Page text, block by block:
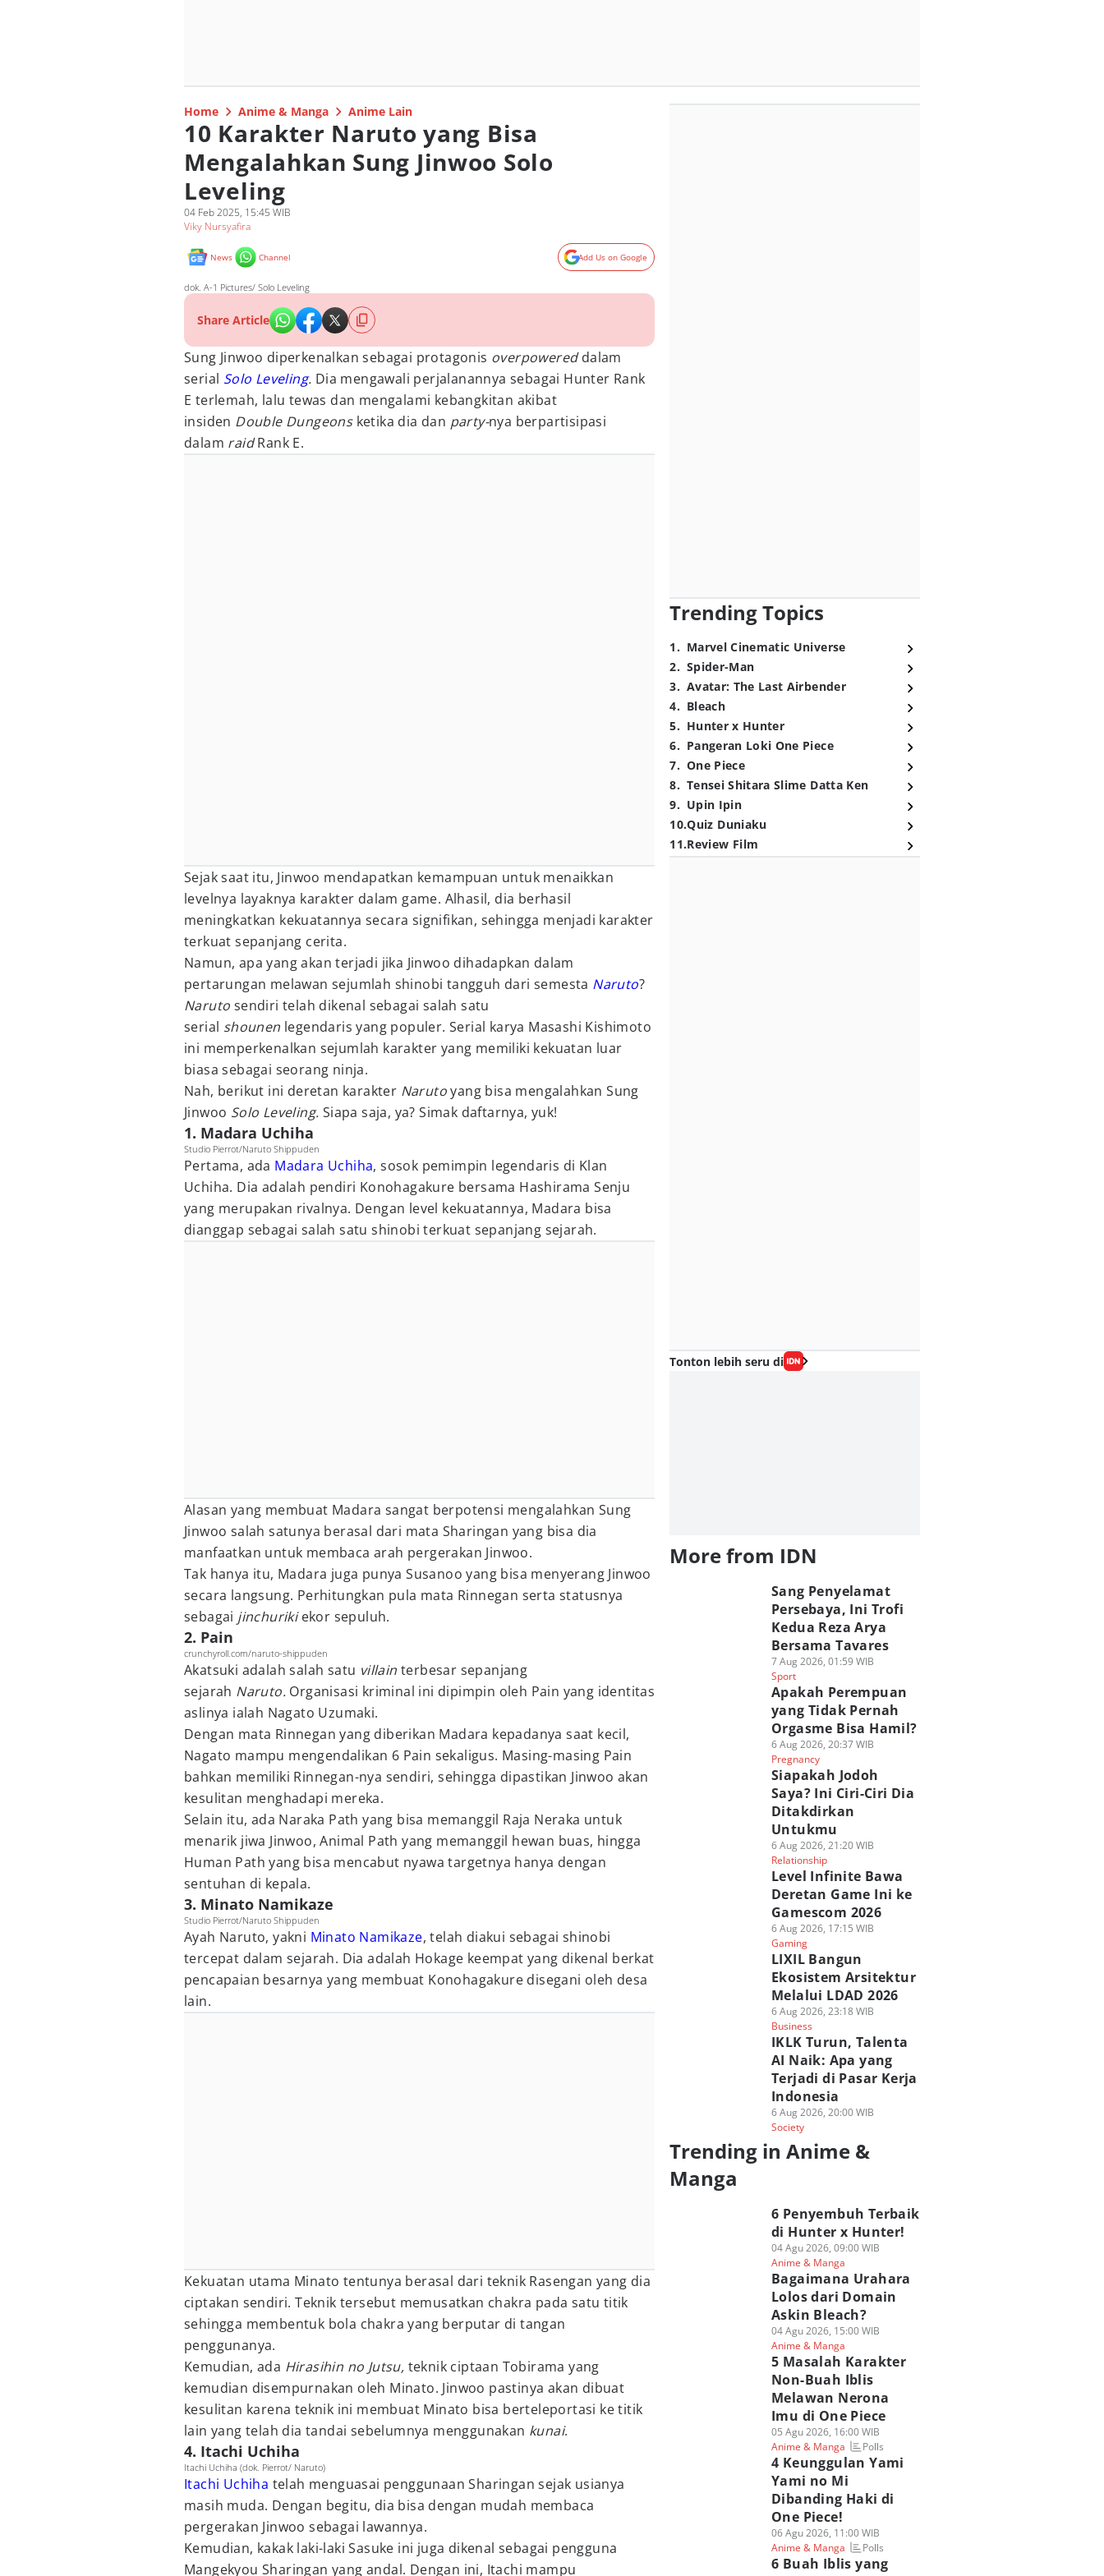
Home Anime & Manga Anime Lain
10 Karakter Naruto yang Bisa
Mengalahkan Sung Jinwoo Solo
Leveling
04 Feb 2025, 15:45 WIB
Viky Nursyafira
News Channel Add Us on Google
dok. A-1 Pictures/ Solo Leveling
Share Article
Sung Jinwoo diperkenalkan sebagai protagonis overpowereddalam
serial Solo Leveling. Dia mengawali perjalanannya sebagai Hunter Rank
E terlemah, lalu tewas dan mengalami kebangkitan akibat
insiden Double Dungeons ketika dia dan party-nya berpartisipasi
dalam raidRank E.
Sejak saat itu, Jinwoo mendapatkan kemampuan untuk menaikkan
levelnya layaknya karakter dalam game. Alhasil, dia berhasil
meningkatkan kekuatannya secara signifikan, sehingga menjadi karakter
terkuat sepanjang cerita.
Namun, apa yang akan terjadi jika Jinwoo dihadapkan dalam
pertarungan melawan sejumlah shinobi tangguh dari semesta Naruto?
Naruto sendiri telah dikenal sebagai salah satu
serial shounen legendaris yang populer. Serial karya Masashi Kishimoto
ini memperkenalkan sejumlah karakter yang memiliki kekuatan luar
biasa sebagai seorang ninja.
Nah, berikut ini deretan karakter Narutoyang bisa mengalahkan Sung
Jinwoo Solo Leveling. Siapa saja, ya? Simak daftarnya, yuk!
1. Madara Uchiha
Studio Pierrot/Naruto Shippuden
Pertama, ada Madara Uchiha, sosok pemimpin legendaris di Klan
Uchiha. Dia adalah pendiri Konohagakure bersama Hashirama Senju
yang merupakan rivalnya. Dengan level kekuatannya, Madara bisa
dianggap sebagai salah satu shinobi terkuat sepanjang sejarah.
Alasan yang membuat Madara sangat berpotensi mengalahkan Sung
Jinwoo salah satunya berasal dari mata Sharingan yang bisa dia
manfaatkan untuk membaca arah pergerakan Jinwoo.
Tak hanya itu, Madara juga punya Susanoo yang bisa menyerang Jinwoo
secara langsung. Perhitungkan pula mata Rinnegan serta statusnya
sebagai jinchurikiekor sepuluh.
2. Pain
crunchyroll.com/naruto-shippuden
Akatsuki adalah salah satu villainterbesar sepanjang
sejarah Naruto. Organisasi kriminal ini dipimpin oleh Pain yang identitas
aslinya ialah Nagato Uzumaki.
Dengan mata Rinnegan yang diberikan Madara kepadanya saat kecil,
Nagato mampu mengendalikan 6 Pain sekaligus. Masing-masing Pain
bahkan memiliki Rinnegan-nya sendiri, sehingga dipastikan Jinwoo akan
kesulitan menghadapi mereka.
Selain itu, ada Naraka Path yang bisa memanggil Raja Neraka untuk
menarik jiwa Jinwoo, Animal Path yang memanggil hewan buas, hingga
Human Path yang bisa mencabut nyawa targetnya hanya dengan
sentuhan di kepala.
3. Minato Namikaze
Studio Pierrot/Naruto Shippuden
Ayah Naruto, yakni Minato Namikaze, telah diakui sebagai shinobi
tercepat dalam sejarah. Dia adalah Hokage keempat yang dikenal berkat
pencapaian besarnya yang membuat Konohagakure disegani oleh desa
lain.
Kekuatan utama Minato tentunya berasal dari teknik Rasengan yang dia
ciptakan sendiri. Teknik tersebut memusatkan chakra pada satu titik
sehingga membentuk bola chakra yang berputar di tangan
penggunanya.
Kemudian, ada Hirasihin no Jutsu, teknik ciptaan Tobirama yang
kemudian disempurnakan oleh Minato. Jinwoo pastinya akan dibuat
kesulitan karena teknik ini membuat Minato bisa berteleportasi ke titik
lain yang telah dia tandai sebelumnya menggunakan kunai.
4. Itachi Uchiha
Itachi Uchiha (dok. Pierrot/ Naruto)
Itachi Uchiha telah menguasai penggunaan Sharingan sejak usianya
masih muda. Dengan begitu, dia bisa dengan mudah membaca
pergerakan Jinwoo sebagai lawannya.
Kemudian, kakak laki-laki Sasuke ini juga dikenal sebagai pengguna
Mangekyou Sharingan yang andal. Dengan ini, Itachi mampu
Trending Topics
1. Marvel Cinematic Universe
2. Spider-Man
3. Avatar: The Last Airbender
4. Bleach
5. Hunter x Hunter
6. Pangeran Loki One Piece
7. One Piece
8. Tensei Shitara Slime Datta Ken
9. Upin Ipin
10.Quiz Duniaku
11.Review Film
Tonton lebih seru di
More from IDN
Sang Penyelamat
Persebaya, Ini Trofi
Kedua Reza Arya
Bersama Tavares
7 Aug 2026, 01:59 WIB
Sport
Apakah Perempuan
yang Tidak Pernah
Orgasme Bisa Hamil?
6 Aug 2026, 20:37 WIB
Pregnancy
Siapakah Jodoh
Saya? Ini Ciri-Ciri Dia
Ditakdirkan
Untukmu
6 Aug 2026, 21:20 WIB
Relationship
Level Infinite Bawa
Deretan Game Ini ke
Gamescom 2026
6 Aug 2026, 17:15 WIB
Gaming
LIXIL Bangun
Ekosistem Arsitektur
Melalui LDAD 2026
6 Aug 2026, 23:18 WIB
Business
IKLK Turun, Talenta
AI Naik: Apa yang
Terjadi di Pasar Kerja
Indonesia
6 Aug 2026, 20:00 WIB
Society
Trending in Anime &
Manga
6 Penyembuh Terbaik
di Hunter x Hunter!
04 Agu 2026, 09:00 WIB
Anime & Manga
Bagaimana Urahara
Lolos dari Domain
Askin Bleach?
04 Agu 2026, 15:00 WIB
Anime & Manga
5 Masalah Karakter
Non-Buah Iblis
Melawan Nerona
Imu di One Piece
05 Agu 2026, 16:00 WIB
Anime & Manga
Polls
4 Keunggulan Yami
Yami no Mi
Dibanding Haki di
One Piece!
06 Agu 2026, 11:00 WIB
Anime & Manga
Polls
6 Buah Iblis yang